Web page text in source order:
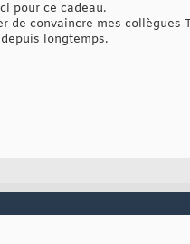
pour ce cadeau.
convaincre mes collègues
longtemps.